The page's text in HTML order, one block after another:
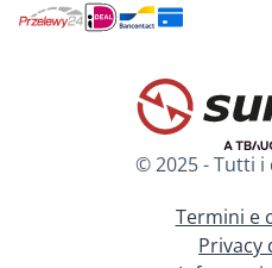
© 2025 - Tutti
Termini e
Privacy